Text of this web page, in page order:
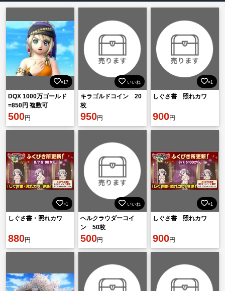
×17
DQX 1000万ゴールド
=850円 複数可
500円
いいね
キラゴルドコイン 20
枚
950円
×1
しぐさ書 照れカワ
900円
×1
しぐさ書・照れカワ
880円
いいね
ヘルクラウダーコイ
ン 50枚
500円
×1
しぐさ書 照れカワ
900円